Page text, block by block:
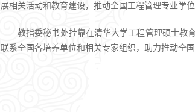
展相关活动和教育建设，推动全国工程管理专业学
教指委秘书处挂靠在清华大学工程管理硕士教
联系全国各培养单位和相关专家组织，助力推动全